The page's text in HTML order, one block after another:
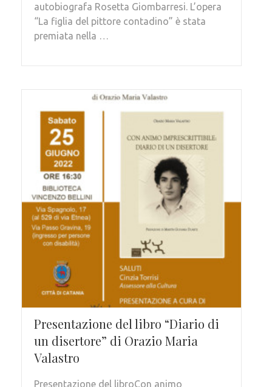
autobiografa Rosetta Giombarresi. L’opera
“La figlia del pittore contadino” è stata
premiata nella …
Presentazione del libro “Diario di
un disertore” di Orazio Maria
Valastro
Presentazione del libroCon animo